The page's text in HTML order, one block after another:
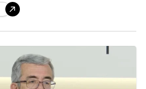
de la Patria, se posiciona como el